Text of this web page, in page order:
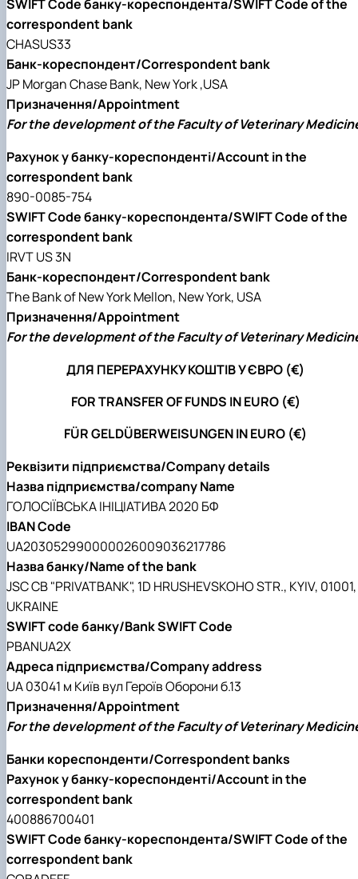
SWIFT Code банку-кореспондента/SWIFT Code of the
correspondent bank
CHASUS33
Банк-кореспондент/Correspondent bank
JP Morgan Chase Bank, New York ,USA
Призначення/Appointment
For the development of the Faculty of Veterinary
Рахунок у банку-кореспонденті/Account in the
correspondent bank
890-0085-754
SWIFT Code банку-кореспондента/SWIFT Code of the
correspondent bank
IRVT US 3N
Банк-кореспондент/Correspondent bank
The Bank of New York Mellon, New York, USA
Призначення/Appointment
For the development of the Faculty of Veterinary
ДЛЯ ПЕРЕРАХУНКУ КОШТІВ У ЄВРО (€)
FOR TRANSFER OF FUNDS IN EURO (€)
FÜR GELDÜBERWEISUNGEN IN EURO (€)
Реквізити підприємства/Company details
Назва підприємства/company Name
ГОЛОСIЇВСЬКА IНIЦIАТИВА 2020 БФ
IBAN Code
UA203052990000026009036217786
Назва банку/Name of the bank
JSC CB "PRIVATBANK", 1D HRUSHEVSKOHO STR., KYIV, 01001,
UKRAINE
SWIFT code банку/Bank SWIFT Code
PBANUA2X
Адреса підприємства/Company address
UA 03041 м Київ вул Героїв Оборони б.13
Призначення/Appointment
For the development of the Faculty of Veterinary
Банки кореспонденти/Correspondent banks
Рахунок у банку-кореспонденті/Account in the
correspondent bank
400886700401
SWIFT Code банку-кореспондента/SWIFT Code of the
correspondent bank